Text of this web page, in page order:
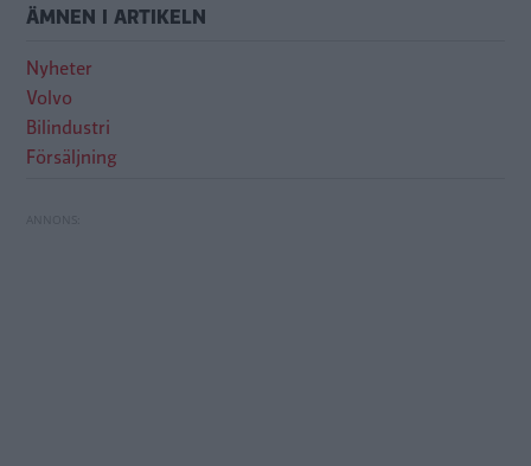
ÄMNEN I ARTIKELN
Nyheter
Volvo
Bilindustri
Försäljning